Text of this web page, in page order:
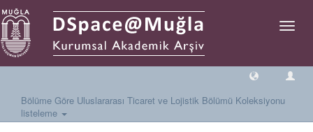
Geçiş
Bölüme Göre Uluslararası Ticaret ve Lojistik Bölümü Koleksiyonu
listeleme